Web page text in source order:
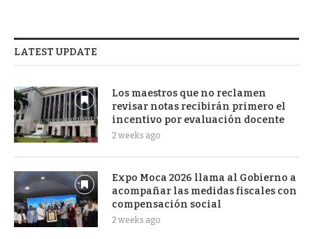
LATEST UPDATE
Los maestros que no reclamen
revisar notas recibirán primero el
incentivo por evaluación docente
2 weeks ago
Expo Moca 2026 llama al Gobierno a
acompañar las medidas fiscales con
compensación social
2 weeks ago